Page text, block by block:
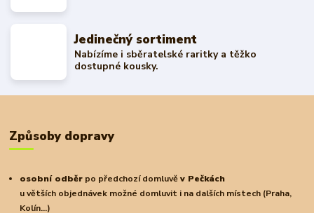
Jedinečný sortiment
Nabízíme i sběratelské raritky a těžko
dostupné kousky.
Způsoby dopravy
osobní odběr po předchozí domluvěv Pečkách
u větších objednávek možné domluvit i na dalších místech (Praha,
Kolín...)